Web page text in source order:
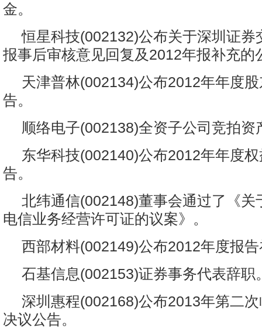
金。
恒星科技(002132)公布关于深圳证券
报事后审核意见回复及2012年报补充的
天津普林(002134)公布2012年年度
告。
顺络电子(002138)全资子公司竞拍资
东华科技(002140)公布2012年年度
告。
北纬通信(002148)董事会通过了《关
电信业务经营许可证的议案》。
西部材料(002149)公布2012年度报
石基信息(002153)证券事务代表辞职
深圳惠程(002168)公布2013年第二
决议公告。